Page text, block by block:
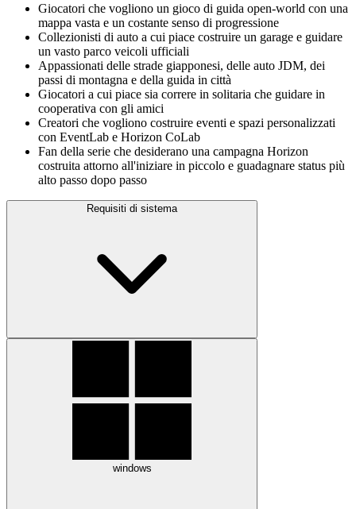
Giocatori che vogliono un gioco di guida open‑world con una
mappa vasta e un costante senso di progressione
Collezionisti di auto a cui piace costruire un garage e guidare
un vasto parco veicoli ufficiali
Appassionati delle strade giapponesi, delle auto JDM, dei
passi di montagna e della guida in città
Giocatori a cui piace sia correre in solitaria che guidare in
cooperativa con gli amici
Creatori che vogliono costruire eventi e spazi personalizzati
con EventLab e Horizon CoLab
Fan della serie che desiderano una campagna Horizon
costruita attorno all'iniziare in piccolo e guadagnare status più
alto passo dopo passo
Requisiti di sistema
windows